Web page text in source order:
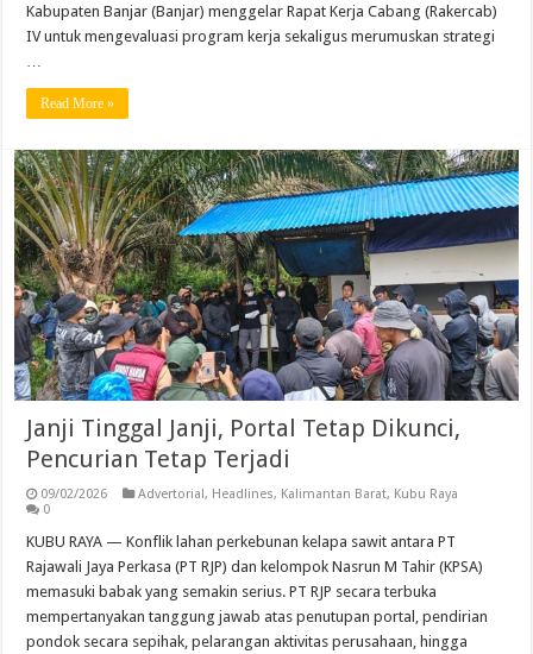
Kabupaten Banjar (Banjar) menggelar Rapat Kerja Cabang (Rakercab)
IV untuk mengevaluasi program kerja sekaligus merumuskan strategi
Read More »
Janji Tinggal Janji, Portal Tetap Dikunci,
Pencurian Tetap Terjadi
09/02/2026 Advertorial, Headlines, Kalimantan Barat, Kubu Raya
0
KUBU RAYA — Konflik lahan perkebunan kelapa sawit antara PT
Rajawali Jaya Perkasa (PT RJP) dan kelompok Nasrun M Tahir (KPSA)
memasuki babak yang semakin serius. PT RJP secara terbuka
mempertanyakan tanggung jawab atas penutupan portal, pendirian
pondok secara sepihak, pelarangan aktivitas perusahaan, hingga